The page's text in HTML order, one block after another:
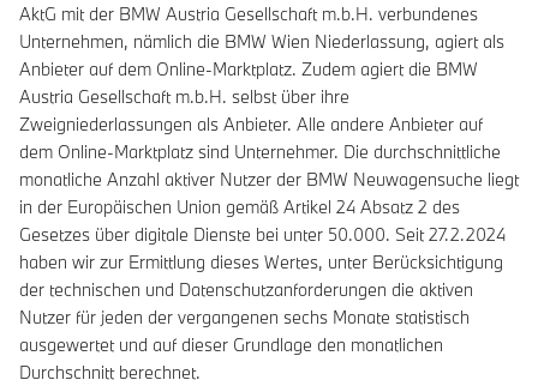
AktG mit der BMW Austria Gesellschaft m.b.H. verbundenes
Unternehmen, nämlich die BMW Wien Niederlassung, agiert als
Anbieter auf dem Online-Marktplatz. Zudem agiert die BMW
Austria Gesellschaft m.b.H. selbst über ihre
Zweigniederlassungen als Anbieter. Alle andere Anbieter auf
dem Online-Marktplatz sind Unternehmer. Die durchschnittliche
monatliche Anzahl aktiver Nutzer der BMW Neuwagensuche liegt
in der Europäischen Union gemäß Artikel 24 Absatz 2 des
Gesetzes über digitale Dienste bei unter 50.000. Seit 27.2.2024
haben wir zur Ermittlung dieses Wertes, unter Berücksichtigung
der technischen und Datenschutzanforderungen die aktiven
Nutzer für jeden der vergangenen sechs Monate statistisch
ausgewertet und auf dieser Grundlage den monatlichen
Durchschnitt berechnet.